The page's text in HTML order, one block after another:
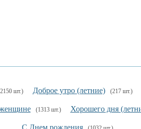
шт.) Доброе утро (летние) (217 шт.)
(1313 шт.) Хорошего дня
С Днем рождения